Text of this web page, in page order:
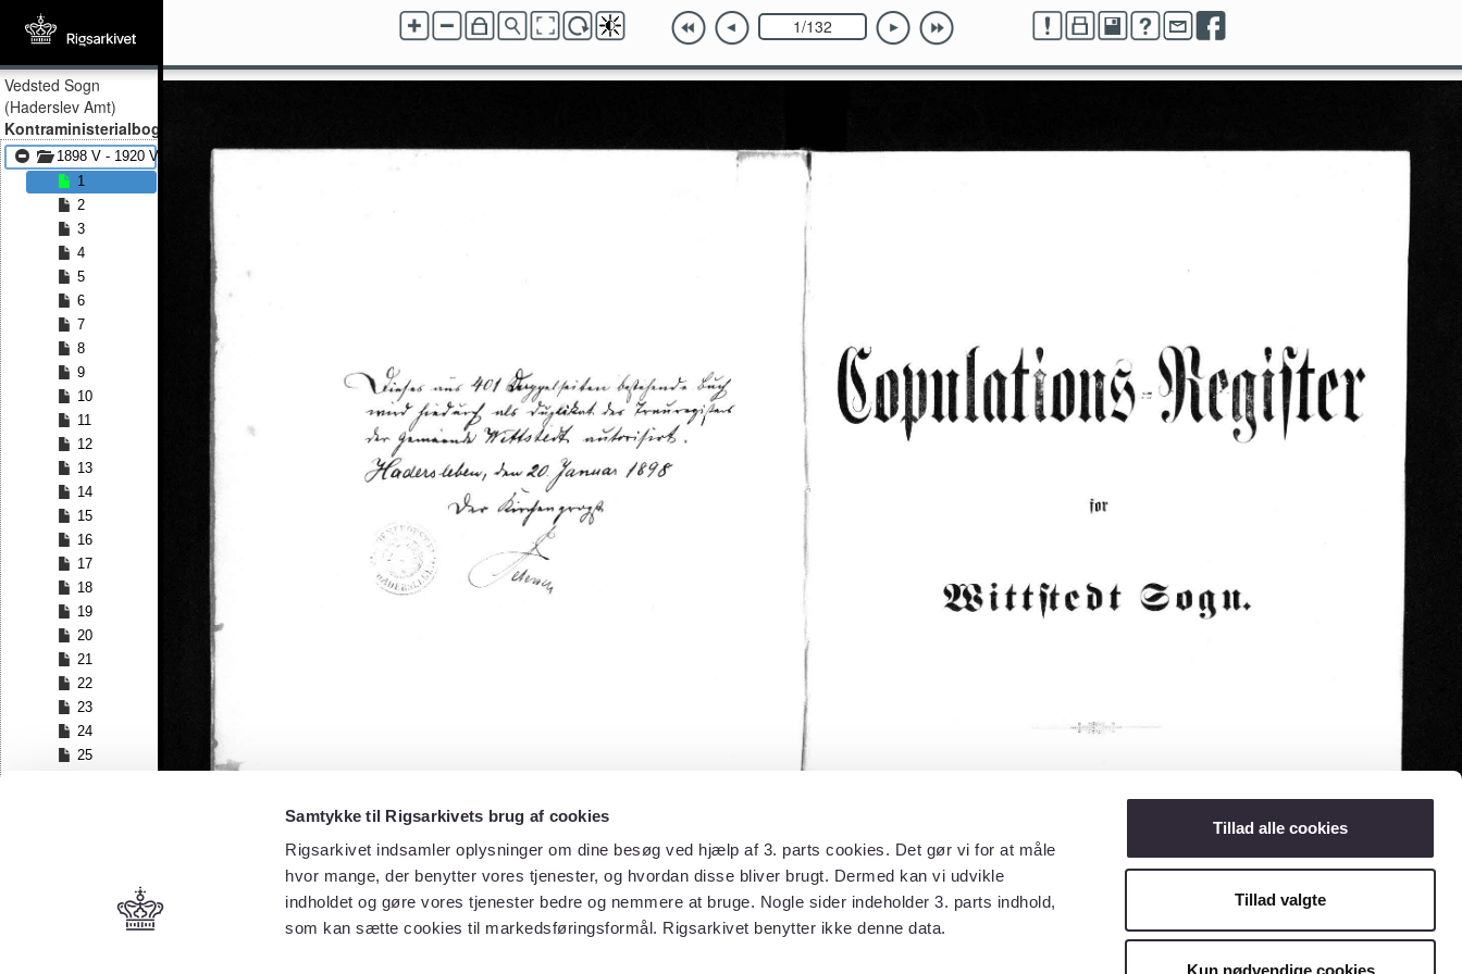
Samtykke til Rigsarkivets brug af cookies
Rigsarkivet indsamler oplysninger om dine besøg ved hjælp af 3. parts cookies. Det gør vi for at måle
hvor mange, der benytter vores tjenester, og hvordan disse bliver brugt. Dermed kan vi udvikle
indholdet og gøre vores tjenester bedre og nemmere at bruge. Nogle sider indeholder 3. parts indhold,
som kan sætte cookies til markedsføringsformål. Rigsarkivet benytter ikke denne data.
Tillad alle cookies
Tillad valgte
Kun nødvendige cookies
Vedsted Sogn
(Haderslev Amt)
Kontraministerialbog
1898 V - 1920 V
1
2
3
4
5
6
7
8
9
10
11
12
13
14
15
16
17
18
19
20
21
22
23
24
25